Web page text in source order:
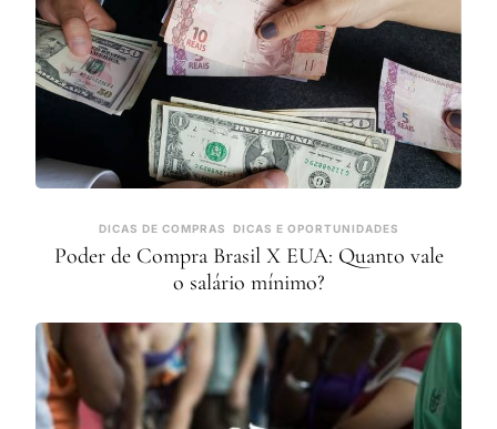
DICAS DE COMPRAS DICAS E OPORTUNIDADES
Poder de Compra Brasil X EUA: Quanto vale
o salário mínimo?